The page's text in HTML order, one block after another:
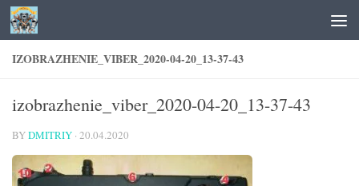
Skip to content
IZOBRAZHENIE_VIBER_2020-04-20_13-37-43
izobrazhenie_viber_2020-04-20_13-37-43
BYDMITRIY · 20.04.2020